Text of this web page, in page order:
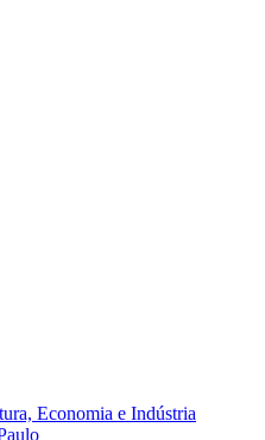
Economia e Indústria